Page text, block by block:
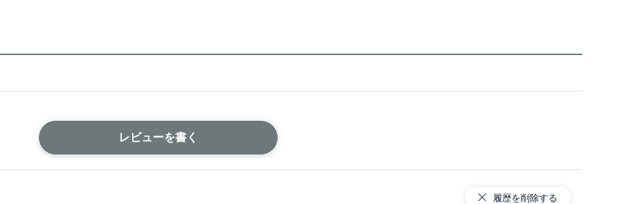
レビューを書く
履歴を削除する